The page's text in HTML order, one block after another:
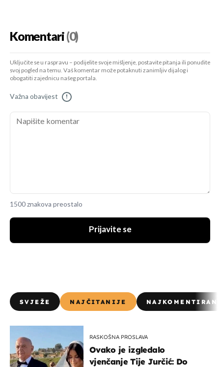
Komentari(0)
Uključite se u raspravu – podijelite svoje mišljenje, postavite pitanja ili ponudite
svoj pogled na temu. Vaš komentar može potaknuti zanimljiv dijalog i
obogatiti zajednicu našeg portala.
Važna obavijest !
1500 znakova preostalo
Prijavite se
SVJEŽE NAJČITANIJE
RASKOŠNA PROSLAVA
Ovako je izgledalo
vjenčanje Tije Jurčić: Do